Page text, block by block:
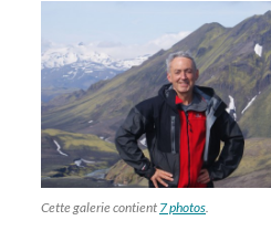
Cette galerie contient 7 photos.